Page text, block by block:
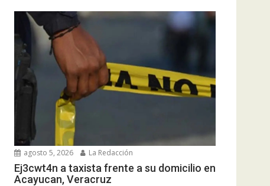
agosto 5, 2026 La Redacción
Ej3cwt4n a taxista frente a su domicilio en
Acayucan, Veracruz